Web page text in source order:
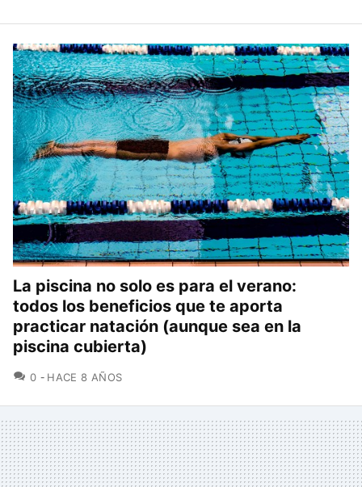
La piscina no solo es para el verano:
todos los beneficios que te aporta
practicar natación (aunque sea en la
piscina cubierta)
0 COMENTARIOS
HACE 8 AÑOS